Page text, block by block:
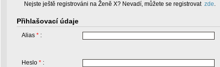
Nejste ještě registrováni na Ženě X? Nevadí, můžete se registrovat zde.
Přihlašovací údaje
Alias * :
Heslo * :